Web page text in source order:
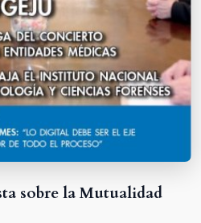
sobre la Mutualidad